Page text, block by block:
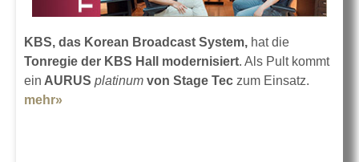
KBS, das Korean Broadcast System, hat die
Tonregie der KBS Hall modernisiert. Als Pult kommt
ein AURUS platinum von Stage Tec zum Einsatz.
mehr»